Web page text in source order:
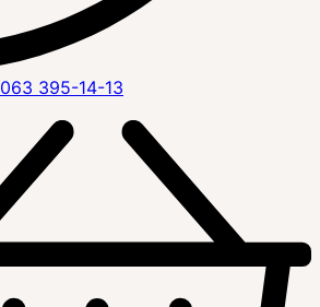
063 395-14-13